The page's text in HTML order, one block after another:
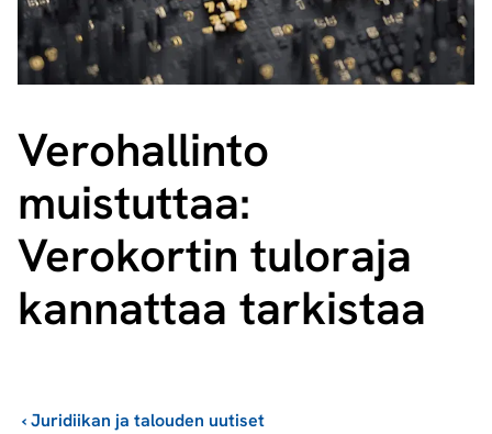
Verohallinto
muistuttaa:
Verokortin tuloraja
kannattaa tarkistaa
Juridiikan ja talouden uutiset
›